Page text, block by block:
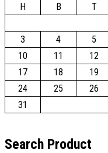
H
B T
3
4 5
10
11 12
17
18 19
24
25 26
31
Search Product